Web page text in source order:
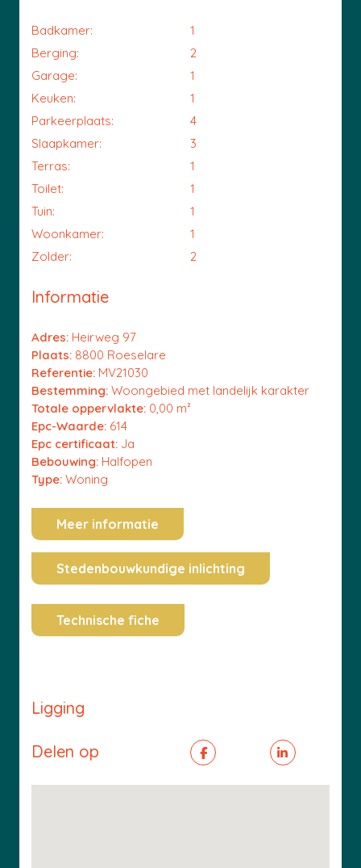
Badkamer:
1
Berging:
2
Garage:
1
Keuken:
1
Parkeerplaats:
4
Slaapkamer:
3
Terras:
1
Toilet:
1
Tuin:
1
Woonkamer:
1
Zolder:
2
Informatie
Adres: Heirweg 97
Plaats: 8800 Roeselare
Referentie: MV21030
Bestemming: Woongebied met landelijk karakter
Totale oppervlakte: 0,00 m²
Epc-Waarde: 614
Epc certificaat: Ja
Bebouwing: Halfopen
Type: Woning
Meer informatie
Stedenbouwkundige inlichting
Technische fiche
Ligging
Delen op